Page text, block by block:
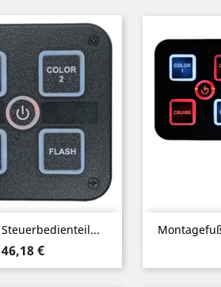
Preis
46,18 €
Vorschau 